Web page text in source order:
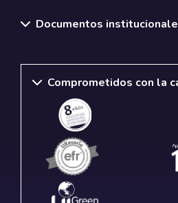
Documentos
Comprometidos con la